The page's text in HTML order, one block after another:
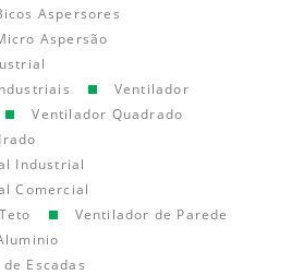
Aspersores
Aspersão
Ventilador
Ventilador Quadrado
Industrial
Comercial
Ventilador de Parede
Escadas